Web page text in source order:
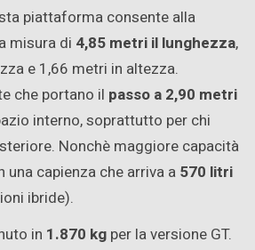
piattaforma consente alla
misura di 4,85 metri il lunghezza,
e 1,66 metri in altezza.
che portano il passo a 2,90 metri
interno, soprattutto per chi
Nonchè maggiore capacità
una capienza che arriva a 570 litri
ibride).
in 1.870 kg per la versione GT.